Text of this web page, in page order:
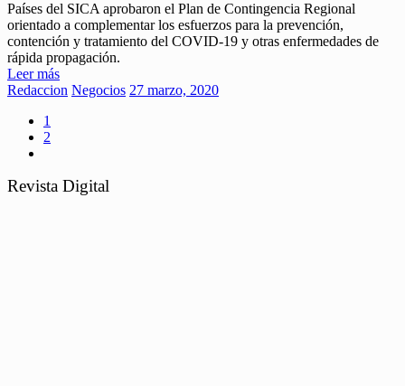
Países del SICA aprobaron el Plan de Contingencia Regional
orientado a complementar los esfuerzos para la prevención,
contención y tratamiento del COVID-19 y otras enfermedades de
rápida propagación.
Leer más
Redaccion Negocios 27 marzo, 2020
1
2
Revista Digital